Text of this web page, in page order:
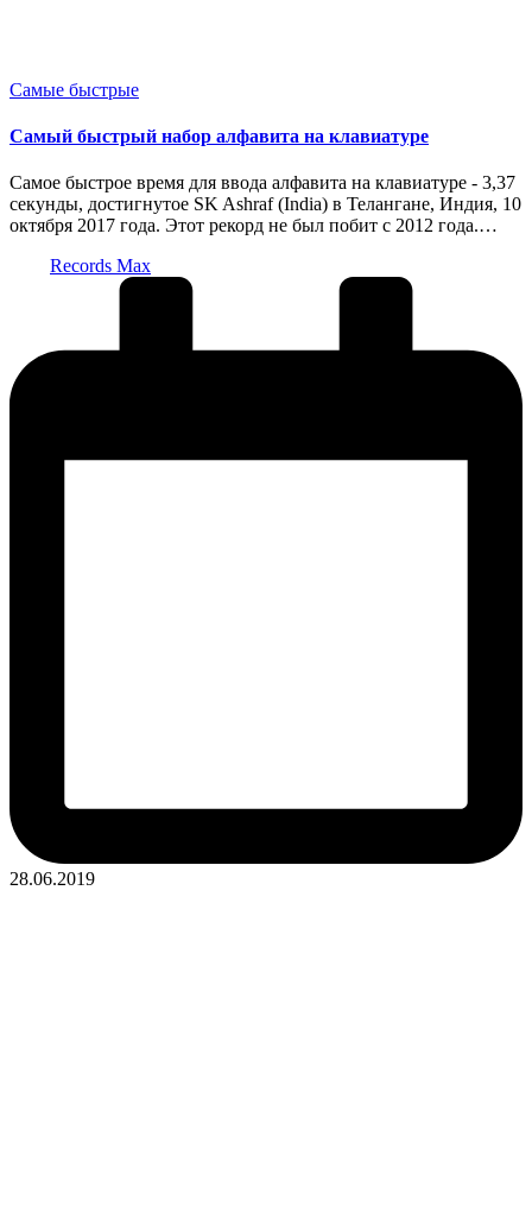
Опубликовано
Самые быстрые
Самый быстрый набор алфавита на клавиатуре
Самое быстрое время для ввода алфавита на клавиатуре - 3,37
секунды, достигнутое SK Ashraf (India) в Телангане, Индия, 10
октября 2017 года. Этот рекорд не был побит с 2012 года.…
Records Max
28.06.2019